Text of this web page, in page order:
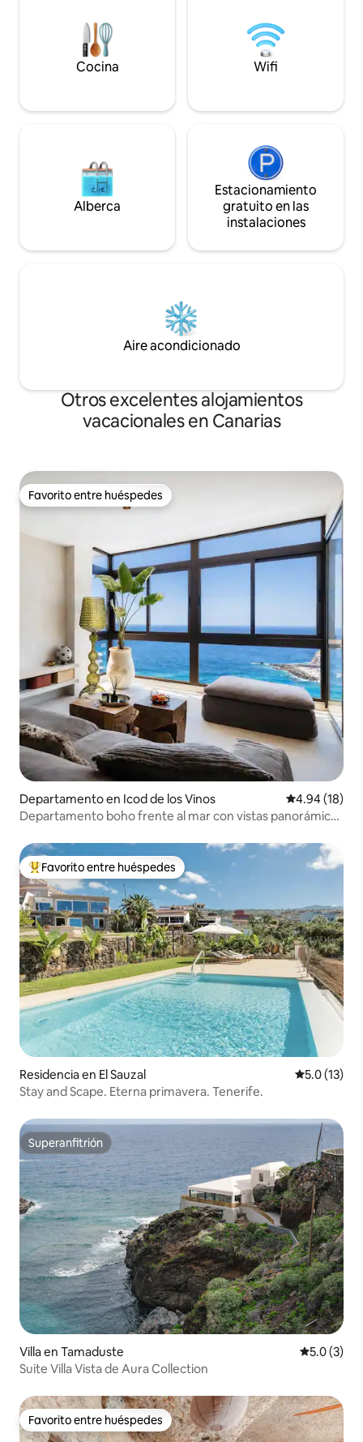
facilitar el acceso a los 3 pisos. Una
escapada de lujo y tranquilidad con
impresionantes atardeceres y total
privacidad.
relajado debido a
de sol y las
Cocina Wifi
Alberca
Estacionamiento
gratuito en las
instalaciones
Aire acondicionado
Otros excelentes alojamientos
vacacionales en Canarias
Favorito entre huéspedes
Favorito entre huéspedes
Departamento en Icod de los Vinos Calificación
4.94 (18)
Departamento boho frente al mar con vistas panorámicas
De los mejores en Favorito entre huéspedes
Favorito entre huéspedes
Residencia en El Sauzal Calificación
5.0 (13)
Stay and Scape. Eterna primavera. Tenerife.
Superanfitrión
Superanfitrión
Villa en Tamaduste
5.0 (3)
Suite Villa Vista de Aura Collection
Favorito entre huéspedes
Favorito entre huéspedes